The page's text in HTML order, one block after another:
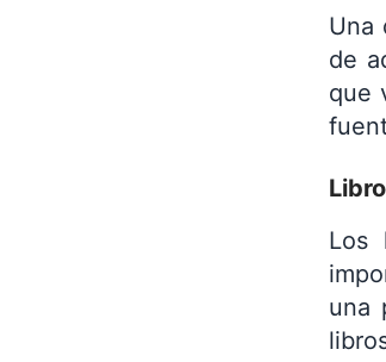
Una
de
que
Los
una